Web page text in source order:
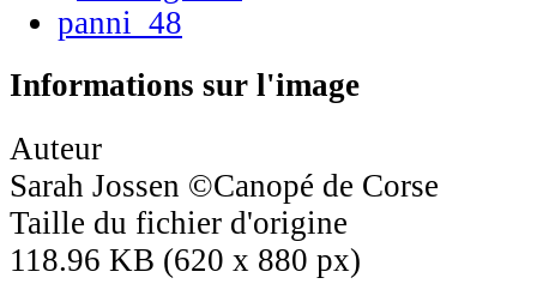
Informations sur l'image
Auteur
Sarah Jossen ©Canopé de Corse
Taille du fichier d'origine
118.96 KB (620 x 880 px)